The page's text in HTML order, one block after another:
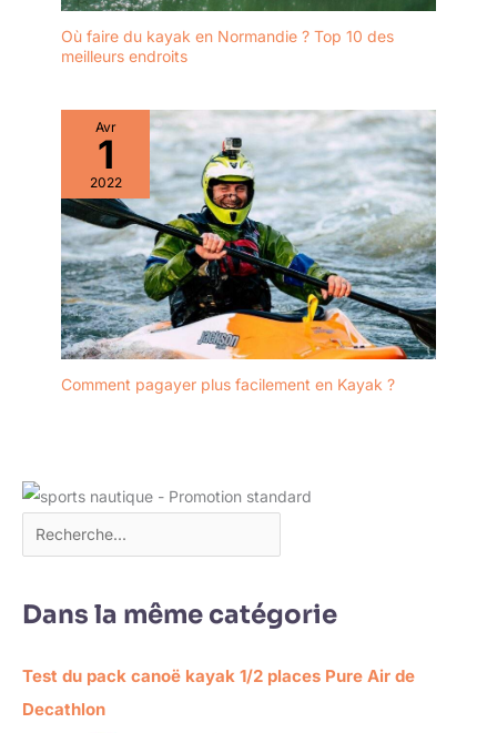
Où faire du kayak en Normandie ? Top 10 des
meilleurs endroits
Avr
1
2022
Comment pagayer plus facilement en Kayak ?
Dans la même catégorie
Test du pack canoë kayak 1/2 places Pure Air de
Decathlon